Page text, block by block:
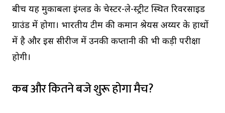
बीच यह मुकाबला इंग्लैंड के चेस्टर-ले-स्ट्रीट स्थित रिवरसाइड
ग्राउंड में होगा। भारतीय टीम की कमान श्रेयस अय्यर के हाथों
में है और इस सीरीज में उनकी कप्तानी की भी कड़ी परीक्षा
होगी।
कब और कितने बजे शुरू होगा मैच?